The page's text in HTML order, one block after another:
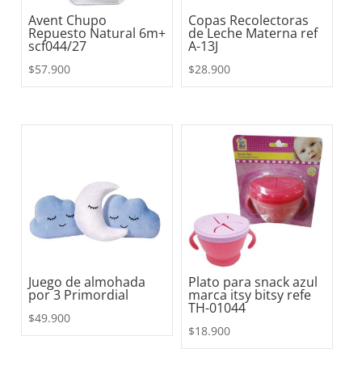
Avent Chupo
Repuesto Natural 6m+
scf044/27
$57.900
Copas Recolectoras
de Leche Materna ref
A-13J
$28.900
Juego de almohada
por 3 Primordial
$49.900
Plato para snack azul
marca itsy bitsy refe
TH-01044
$18.900